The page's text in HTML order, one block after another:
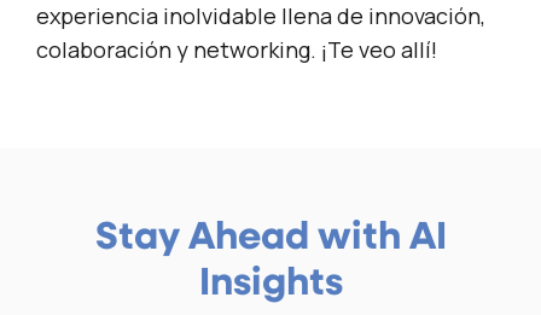
experiencia inolvidable llena de innovación,
colaboración y networking. ¡Te veo allí!
Stay Ahead with AI
Insights